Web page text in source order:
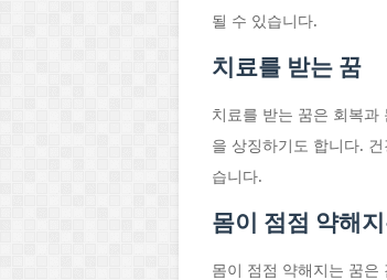
될 수 있습니다.
치료를 받는 꿈
치료를 받는 꿈은 회복과
을 상징하기도 합니다.
습니다.
몸이 점점 약해
몸이 점점 약해지는 꿈은